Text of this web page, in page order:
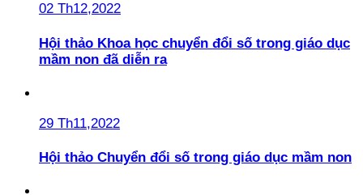
02 Th12,2022
Hội thảo Khoa học chuyển đổi số trong giáo dục
mầm non đã diễn ra
29 Th11,2022
Hội thảo Chuyển đổi số trong giáo dục mầm non